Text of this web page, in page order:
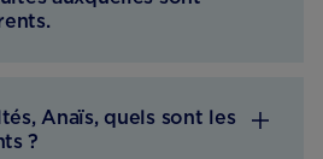
Anaïs, quels sont les
?